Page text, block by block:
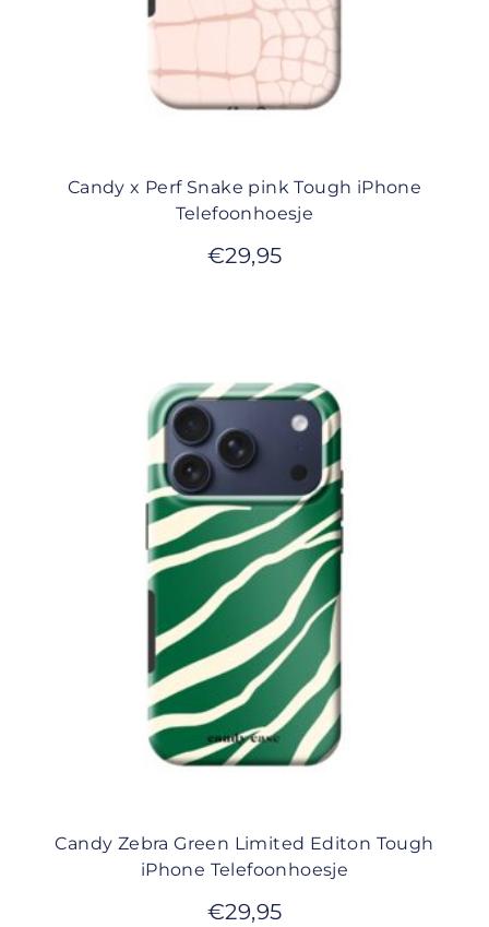
Candy x Perf Snake pink Tough iPhone
Telefoonhoesje
€29,95
Candy Zebra Green Limited Editon Tough
iPhone Telefoonhoesje
€29,95